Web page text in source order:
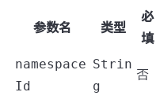
参数名 类型
必
填
namespace
Id
Strin
g
否